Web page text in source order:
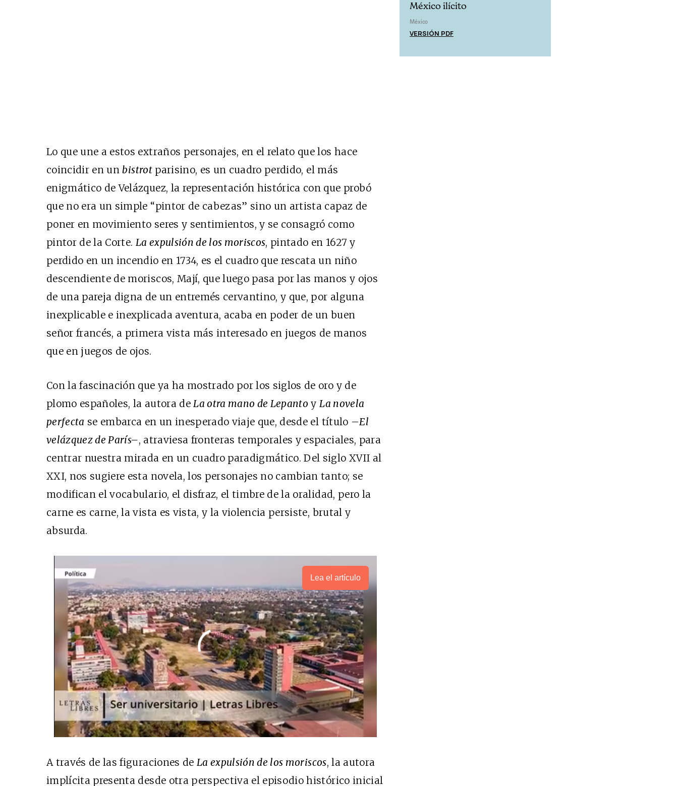
Lo que une a estos extraños personajes, en el relato que los hace
coincidir en unbistrotparisino, es un cuadro perdido, el más
enigmático de Velázquez, la representación histórica con que probó
que no era un simple “pintor de cabezas” sino un artista capaz de
poner en movimiento seres y sentimientos, y se consagró como
pintor de la Corte. La expulsión de los moriscos, pintado en 1627 y
perdido en un incendio en 1734, es el cuadro que rescata un niño
descendiente de moriscos, Mají, que luego pasa por las manos y ojos
de una pareja digna de un entremés cervantino, y que, por alguna
inexplicable e inexplicada aventura, acaba en poder de un buen
señor francés, a primera vista más interesado en juegos de manos
que en juegos de ojos.
Con la fascinación que ya ha mostrado por los siglos de oro y de
plomo españoles, la autora deLa otra mano de Lepanto yLa novela
perfecta se embarca en un inesperado viaje que, desde el título –El
velázquez de París–, atraviesa fronteras temporales y espaciales, para
centrar nuestra mirada en un cuadro paradigmático. Del siglo XVII al
XXI, nos sugiere esta novela, los personajes no cambian tanto; se
modifican el vocabulario, el disfraz, el timbre de la oralidad, pero la
carne es carne, la vista es vista, y la violencia persiste, brutal y
absurda.
Lea el artículo
A través de las figuraciones de La expulsión de los moriscos, la autora
implícita presenta desde otra perspectiva el episodio histórico inicial
México ilícito
México
VERSIÓN PDF